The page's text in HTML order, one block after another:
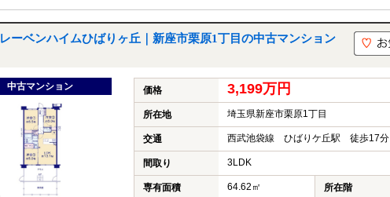
レーベンハイムひばりヶ丘｜新座市栗原1丁目の中古マンション
中古マンション 価格 3,199万円
所在地 埼玉県新座市栗原1丁目
交通 西武池袋線 ひばりケ丘駅 徒歩17分
間取り 3LDK
専有面積 64.62㎡ 所在階